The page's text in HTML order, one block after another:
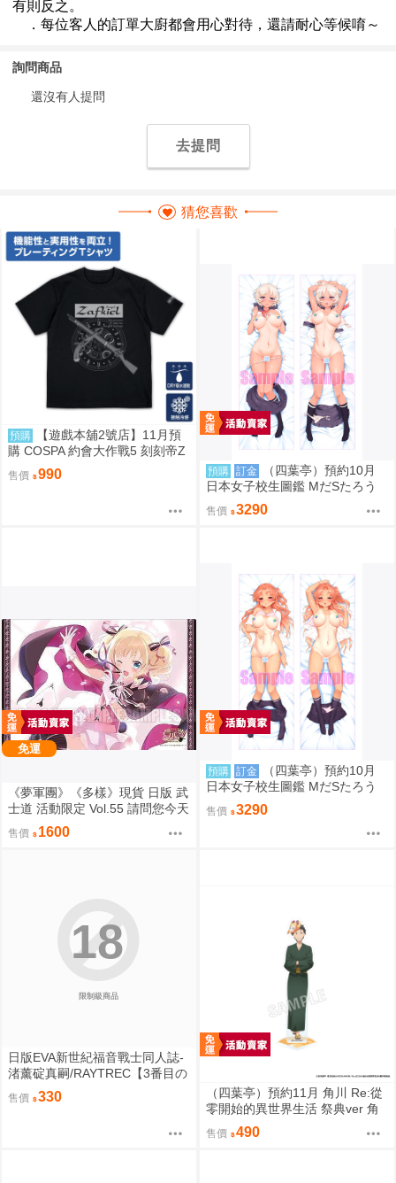
詢問商品
還沒有人提問
去提問
猜您喜歡
預購
【遊戲本舖2號店】11月預
購 COSPA 約會大作戰5 刻刻帝Z
aphkiel 雙面編織涼感速乾T恤 08
22
售價 990 預購 訂金
（四葉亭）預約10月
日本女子校生圖鑑 MだSたろう
原畫 速水陽菜 抱枕套 0826
售價 3290
免運
《夢軍團》《多樣》現貨 日版 武
士道 活動限定 Vol.55 請問您今天
要來點兔子嗎？ 動漫桌墊 卡墊
桐間紗路
售價 1600
預購 訂金
（四葉亭）預約10月
日本女子校生圖鑑 MだSたろう
原畫 江波リカ 抱枕套 0826
售價 3290
限制級商品
18
日版EVA新世紀福音戰士同人誌-
渚薰碇真嗣/RAYTREC【3番目の
呪い2】
售價 330
（四葉亭）預約11月 角川 Re:從
零開始的異世界生活 祭典ver 角
色壓克力架 0819
售價 490